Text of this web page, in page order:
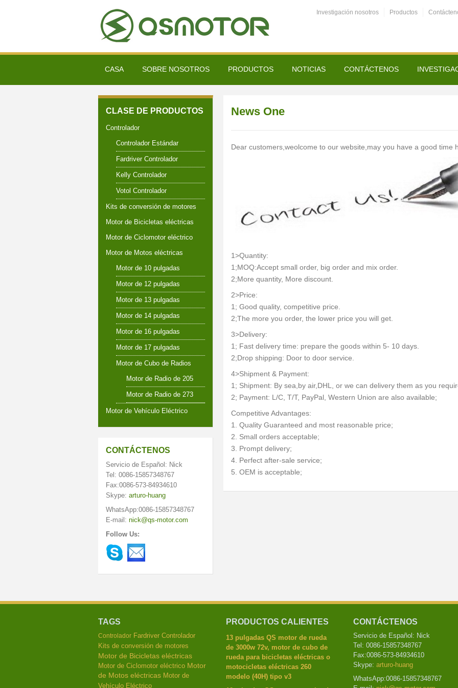
Investigación nosotros Productos
CASA SOBRE NOSOTROS PRODUCTOS NOTICIAS CONTÁCTENOS
CLASE DE PRODUCTOS
Controlador
Controlador Estándar
Fardriver Controlador
Kelly Controlador
Votol Controlador
Kits de conversión de motores
Motor de Bicicletas eléctricas
Motor de Ciclomotor eléctrico
Motor de Motos eléctricas
Motor de 10 pulgadas
Motor de 12 pulgadas
Motor de 13 pulgadas
Motor de 14 pulgadas
Motor de 16 pulgadas
Motor de 17 pulgadas
Motor de Cubo de Radios
Motor de Radio de 205
Motor de Radio de 273
Motor de Vehículo Eléctrico
CONTÁCTENOS
Servicio de Español: Nick
Tel: 0086-15857348767
Fax:0086-573-84934610
Skype: arturo-huang
WhatsApp:0086-15857348767
E-mail: nick@qs-motor.com
Follow Us:
News One
Dear customers,weolcome to our website,may you have a good time
1>Quantity:
1;MOQ:Accept small order, big order and mix order.
2;More quantity, More discount.
2>Price:
1; Good quality, competitive price.
2;The more you order, the lower price you will get.
3>Delivery:
1; Fast delivery time: prepare the goods within 5- 10 days.
2;Drop shipping: Door to door service.
4>Shipment & Payment:
1; Shipment: By sea,by air,DHL, or we can delivery them as you
2; Payment: L/C, T/T, PayPal, Western Union are also available;
Competitive Advantages:
1. Quality Guaranteed and most reasonable price;
2. Small orders acceptable;
3. Prompt delivery;
4. Perfect after-sale service;
5. OEM is acceptable;
TAGS
Controlador Fardriver Controlador
Kits de conversión de motores
Motor de Bicicletas eléctricas
Motor de Ciclomotor eléctrico Motor
de Motos eléctricas Motor de
Vehículo Eléctrico
PRODUCTOS CALIENTES
13 pulgadas QS motor de rueda
de 3000w 72v, motor de cubo de
rueda para bicicletas eléctricas o
motocicletas eléctricas 260
modelo (40H) tipo v3
CONTÁCTENOS
Servicio de Español: Nick
Tel: 0086-15857348767
Fax:0086-573-84934610
Skype:arturo-huang
WhatsApp:0086-15857348767